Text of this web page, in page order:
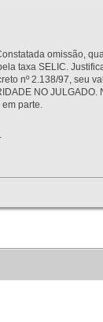
omissão,
taxa SELIC.
nº 2.138/97, seu
NO
parte.